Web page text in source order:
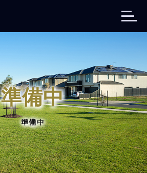
準備中
準備中